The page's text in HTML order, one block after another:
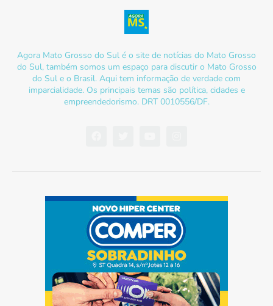
Agora Mato Grosso do Sul é o site de notícias do Mato Grosso
do Sul, também somos um espaço para discutir o Mato Grosso
do Sul e o Brasil. Aqui tem informação de verdade com
imparcialidade. Os principais temas são política, cidades e
empreendedorismo. DRT 0010556/DF.